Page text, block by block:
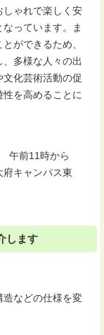
ゃれで楽しく安
っています。ま
ができるため、
多様な人々の出
化芸術活動の促
を高めることに
午前11時から
キャンパス東
します
などの仕様を変